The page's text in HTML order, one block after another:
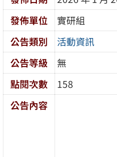
發佈單位
實研組
公告類別
活動資訊
公告等級
無
點閱次數
158
公告內容